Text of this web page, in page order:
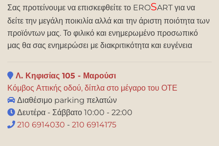
Σας προτείνουμε να επισκεφθείτε το EROSART για να
δείτε την μεγάλη ποικιλία αλλά και την άριστη ποιότητα των
προϊόντων μας. Το φιλικό και ενημερωμένο προσωπικό
μας θα σας ενημερώσει με διακριτικότητα και ευγένεια
Λ. Κηφισίας 105 - Μαρούσι
Κόμβος Αττικής οδού, δίπλα στο μέγαρο του ΟΤΕ
Διαθέσιμο parking πελατών
Δευτέρα - Σάββατο 10:00 - 22:00
210 6914030 - 210 6914175